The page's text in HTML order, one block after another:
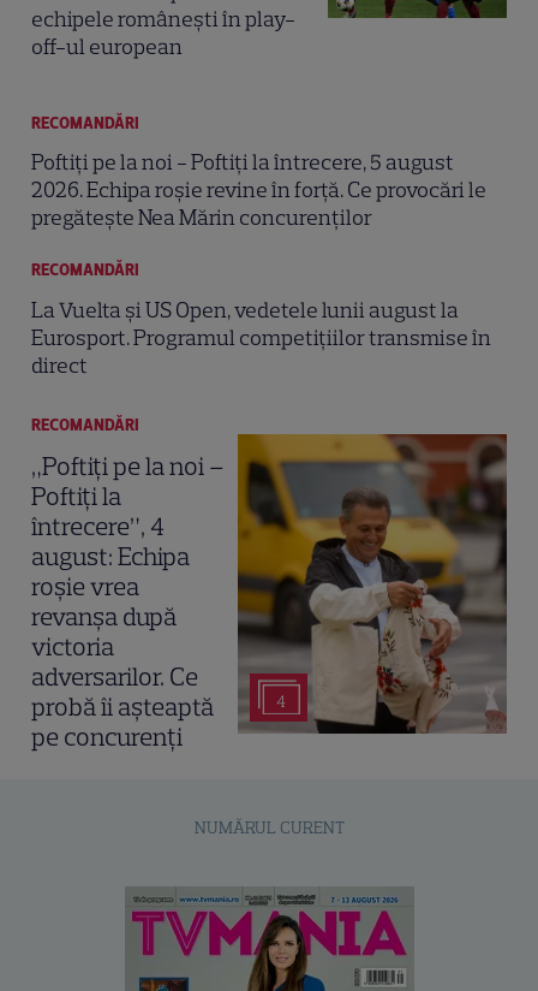
echipele românești în play-
off-ul european
RECOMANDĂRI
Poftiți pe la noi - Poftiți la întrecere, 5 august
2026. Echipa roșie revine în forță. Ce provocări le
pregătește Nea Mărin concurenților
RECOMANDĂRI
La Vuelta și US Open, vedetele lunii august la
Eurosport. Programul competițiilor transmise în
direct
4
RECOMANDĂRI
„Poftiți pe la noi –
Poftiți la
întrecere”, 4
august: Echipa
roșie vrea
revanșa după
victoria
adversarilor. Ce
probă îi așteaptă
pe concurenți
NUMĂRUL CURENT